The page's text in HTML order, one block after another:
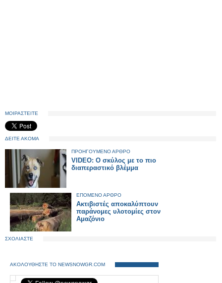
ΜΟΙΡΑΣΤΕΙΤΕ
ΔΕΙΤΕ ΑΚΟΜΑ
ΠΡΟΗΓΟΥΜΕΝΟ ΑΡΘΡΟ
VIDEO: Ο σκύλος με το πιο
διαπεραστικό βλέμμα
ΕΠΟΜΕΝΟ ΑΡΘΡΟ
Ακτιβιστές αποκαλύπτουν
παράνομες υλοτομίες στον
Αμαζόνιο
ΣΧΟΛΙΑΣΤΕ
ΑΚΟΛΟΥΘΗΣΤΕ ΤΟ NEWSNOWGR.COM